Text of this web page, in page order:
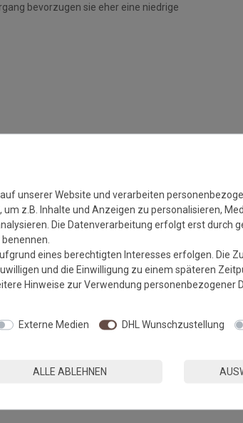
bevorzugen sie eher eine niedrige
PVC-frei sind. Dank eines hochwertigen
auch auf Fußbodenheizungen steht
Temperatur mit Feinwaschmittel und
wird aktiviert und
regelmäßig und Sie werden
unserer Website und verarbeiten
z.B. Inhalte und Anzeigen zu personalisieren,
Die Datenverarbeitung erfolgt erst durch
eines berechtigten Interesses erfolgen. Die
und die Einwilligung zu einem späteren
Hinweise zur Verwendung personenbezogener
Externe Medien DHL Wunschzustellung
ALLE ABLEHNEN